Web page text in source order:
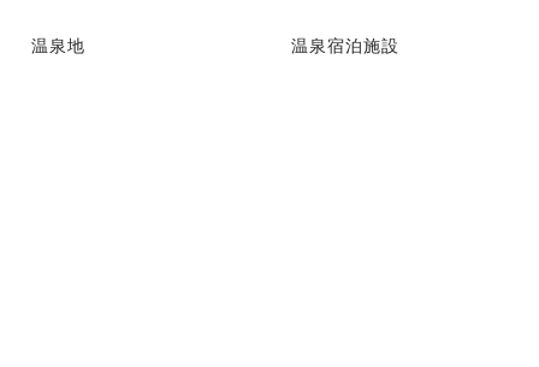
温泉地 温泉宿泊施設